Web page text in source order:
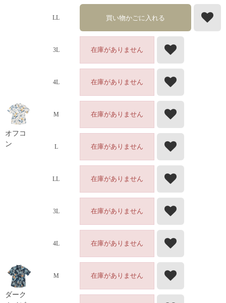
LL 買い物かごに入れる
3L 在庫がありません
4L 在庫がありません
オフコ
ン
M 在庫がありません
L 在庫がありません
LL 在庫がありません
3L 在庫がありません
4L 在庫がありません
ダーク
M 在庫がありません